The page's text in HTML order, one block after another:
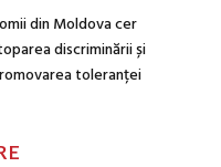
din Moldova cer
discriminării și
toleranței